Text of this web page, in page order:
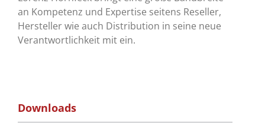
an Kompetenz und Expertise seitens Reseller,
Hersteller wie auch Distribution in seine neue
Verantwortlichkeit mit ein.
Downloads